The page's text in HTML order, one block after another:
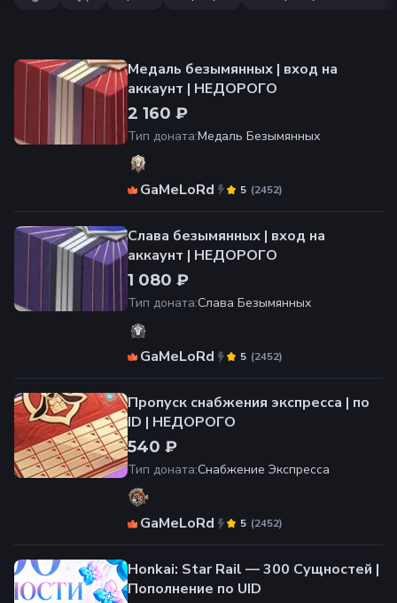
Медаль безымянных | вход на
аккаунт | НЕДОРОГО
2 160 ₽
Тип доната:Медаль Безымянных
GaMeLoRd (2452)
5
Слава безымянных | вход на
аккаунт | НЕДОРОГО
1 080 ₽
Тип доната:Слава Безымянных
GaMeLoRd (2452)
5
Пропуск снабжения экспресса | по
ID | НЕДОРОГО
540 ₽
Тип доната:Снабжение Экспресса
GaMeLoRd (2452)
5
Honkai: Star Rail — 300 Сущностей |
Пополнение по UID